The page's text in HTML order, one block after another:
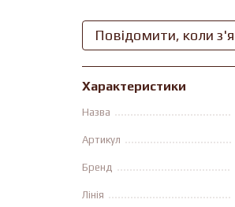
Повідомити, коли
Характеристики
Назва
Артикул
Бренд
Лінія